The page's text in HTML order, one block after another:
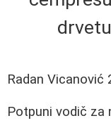
Radan Vicanović
Potpuni vodič za